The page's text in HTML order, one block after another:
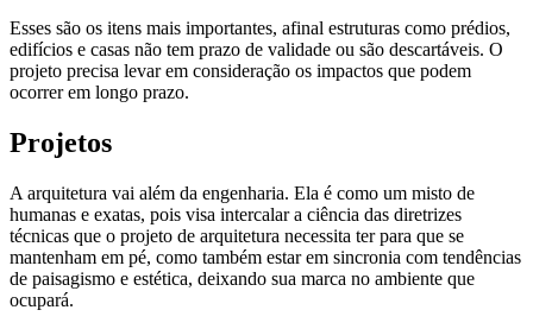
Esses são os itens mais importantes, afinal estruturas como prédios,
edifícios e casas não tem prazo de validade ou são descartáveis. O
projeto precisa levar em consideração os impactos que podem
ocorrer em longo prazo.
Projetos
A arquitetura vai além da engenharia. Ela é como um misto de
humanas e exatas, pois visa intercalar a ciência das diretrizes
técnicas que o projeto de arquitetura necessita ter para que se
mantenham em pé, como também estar em sincronia com tendências
de paisagismo e estética, deixando sua marca no ambiente que
ocupará.